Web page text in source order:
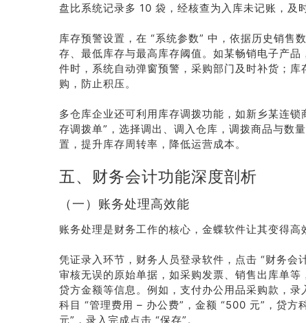
盘比系统记录多 10 袋，经核查为入库未记账，及
库存预警设置，在 “系统参数” 中，依据历史销售
存、最低库存与最高库存阈值。如某畅销电子产
件时，系统自动弹窗预警，采购部门及时补货；
购，防止积压。
多仓库企业还可利用库存调拨功能，如新乡某连
存调拨单”，选择调出、调入仓库，调拨商品与数
置，提升库存周转率，降低运营成本。
五、财务会计功能深度剖析
（一）账务处理高效能
账务处理是财务工作的核心，金蝶软件让其变得高
凭证录入环节，财务人员登录软件，点击 “财务会
审核无误的原始单据，如采购发票、销售出库单等
贷方金额等信息。例如，支付办公用品采购款，
科目 “管理费用 – 办公费”，金额 “500 元”，贷方
元”，录入完成点击 “保存”。